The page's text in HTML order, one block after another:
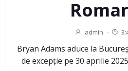
admin -
Bryan Adams aduce la
de excepție pe 30 aprilie